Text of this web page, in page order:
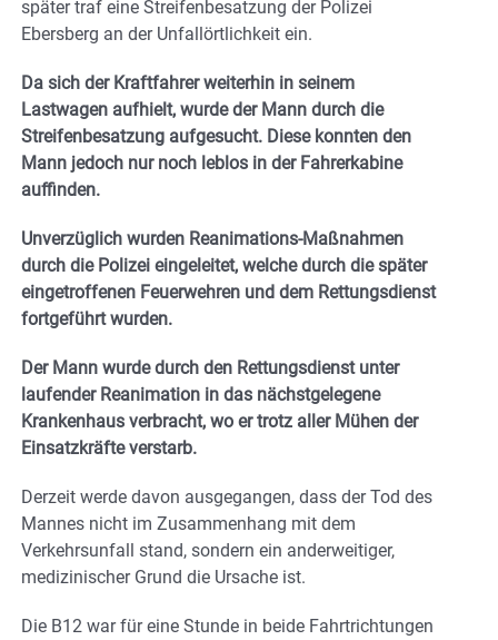
später traf eine Streifenbesatzung der Polizei
Ebersberg an der Unfallörtlichkeit ein.
Da sich der Kraftfahrer weiterhin in seinem
Lastwagen aufhielt, wurde der Mann durch die
Streifenbesatzung aufgesucht. Diese konnten den
Mann jedoch nur noch leblos in der Fahrerkabine
auffinden.
Unverzüglich wurden Reanimations-Maßnahmen
durch die Polizei eingeleitet, welche durch die später
eingetroffenen Feuerwehren und dem Rettungsdienst
fortgeführt wurden.
Der Mann wurde durch den Rettungsdienst unter
laufender Reanimation in das nächstgelegene
Krankenhaus verbracht, wo er trotz aller Mühen der
Einsatzkräfte verstarb.
Derzeit werde davon ausgegangen, dass der Tod des
Mannes nicht im Zusammenhang mit dem
Verkehrsunfall stand, sondern ein anderweitiger,
medizinischer Grund die Ursache ist.
Die B12 war für eine Stunde in beide Fahrtrichtungen